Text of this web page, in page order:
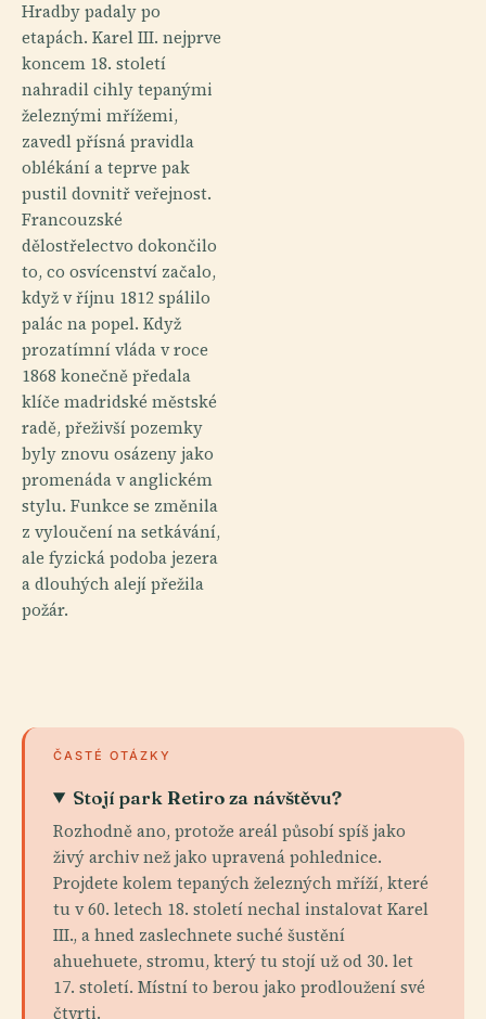
Hradby padaly po
etapách. Karel III. nejprve
koncem 18. století
nahradil cihly tepanými
železnými mřížemi,
zavedl přísná pravidla
oblékání a teprve pak
pustil dovnitř veřejnost.
Francouzské
dělostřelectvo dokončilo
to, co osvícenství začalo,
když v říjnu 1812 spálilo
palác na popel. Když
prozatímní vláda v roce
1868 konečně předala
klíče madridské městské
radě, přeživší pozemky
byly znovu osázeny jako
promenáda v anglickém
stylu. Funkce se změnila
z vyloučení na setkávání,
ale fyzická podoba jezera
a dlouhých alejí přežila
požár.
ČASTÉ OTÁZKY
Stojí park Retiro za návštěvu?
Rozhodně ano, protože areál působí spíš jako
živý archiv než jako upravená pohlednice.
Projdete kolem tepaných železných mříží, které
tu v 60. letech 18. století nechal instalovat Karel
III., a hned zaslechnete suché šustění
ahuehuete, stromu, který tu stojí už od 30. let
17. století. Místní to berou jako prodloužení své
čtvrti.